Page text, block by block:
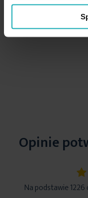
Opinie
Na podstawie